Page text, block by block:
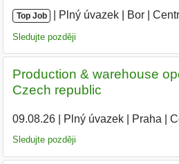
Top Job Plný úvazek Bor
Sledujte později
Production & warehouse
Czech republic
09.08.26| Plný úvazek| Praha
Sledujte později